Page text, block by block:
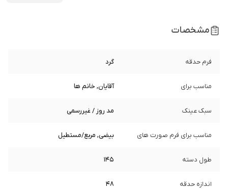
مشخصات
فرم حدقه گرد
مناسب برای آقایان, خانم ها
سبک عینک مد روز / غیررسمی
مناسب برای فرم صورت های بیضی, مربع/مستطیل
طول دسته 145
اندازه حدقه 48